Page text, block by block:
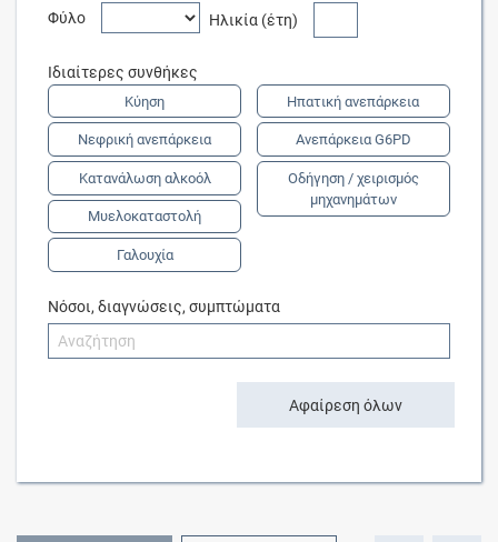
Φύλο Ηλικία (έτη)
Ιδιαίτερες συνθήκες
Κύηση
Νεφρική ανεπάρκεια
Κατανάλωση αλκοόλ
Μυελοκαταστολή
Γαλουχία
Ηπατική ανεπάρκεια
Ανεπάρκεια G6PD
Οδήγηση / χειρισμός
μηχανημάτων
Νόσοι, διαγνώσεις, συμπτώματα
Αφαίρεση όλων